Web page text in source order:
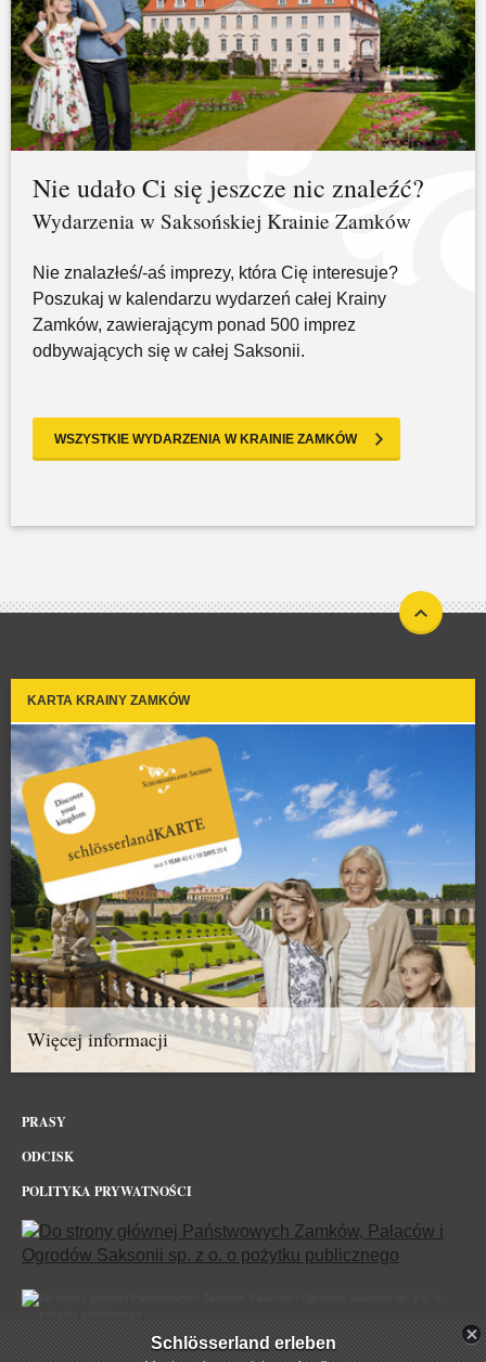
Nie udało Ci się jeszcze nic znaleźć?
Wydarzenia w Saksońskiej Krainie Zamków
Nie znalazłeś/-aś imprezy, która Cię interesuje?
Poszukaj w kalendarzu wydarzeń całej Krainy
Zamków, zawierającym ponad 500 imprez
odbywających się w całej Saksonii.
WSZYSTKIE WYDARZENIA W KRAINIE ZAMKÓW
KARTA KRAINY ZAMKÓW
Więcej informacji
PRASY
ODCISK
POLITYKA PRYWATNOŚCI
Pałac & Park Pillnitz Dresden w sieci
Schlösserland erleben